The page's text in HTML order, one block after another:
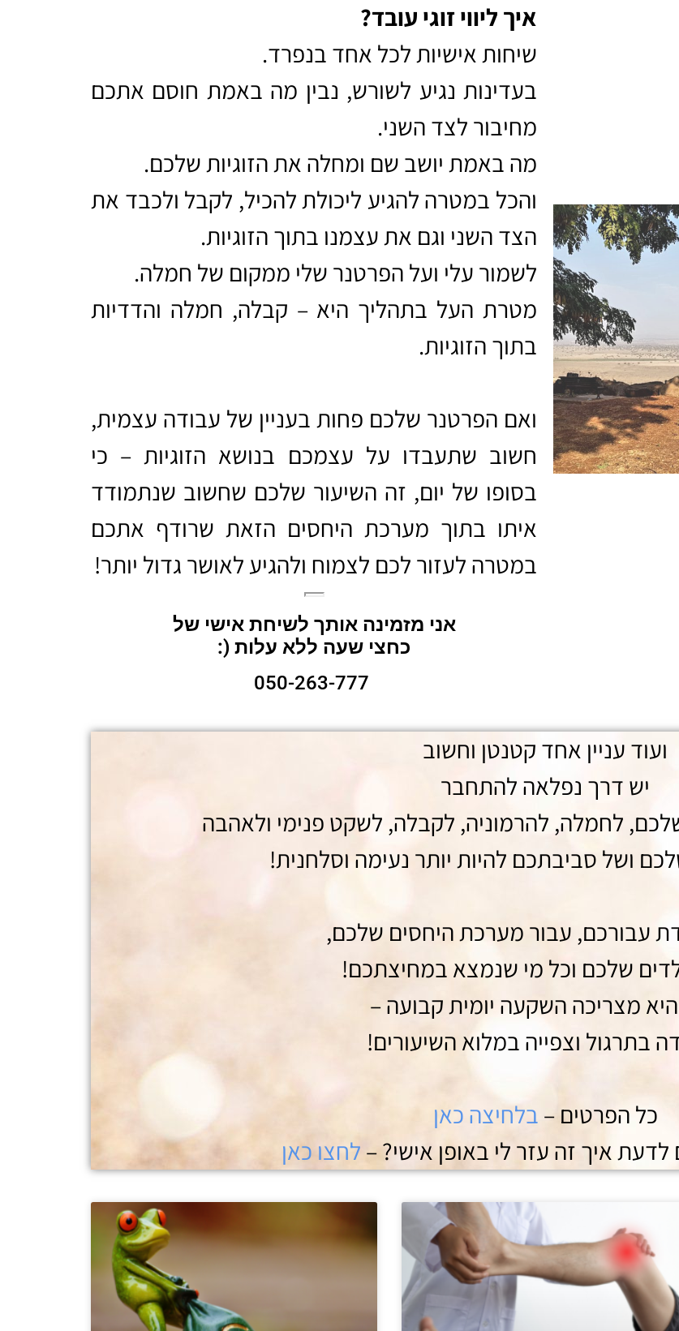
איך ליווי זוגי עובד?
שיחות אישיות לכל אחד בנפרד.
בעדינות נגיע לשורש, נבין מה באמת חוסם אתכם
מחיבור לצד השני.
מה באמת יושב שם ומחלה את הזוגיות שלכם.
והכל במטרה להגיע ליכולת להכיל, לקבל ולכבד את
הצד השני וגם את עצמנו בתוך הזוגיות.
לשמור עלי ועל הפרטנר שלי ממקום של חמלה.
מטרת העל בתהליך היא – קבלה, חמלה והדדיות
בתוך הזוגיות.
ואם הפרטנר שלכם פחות בעניין של עבודה עצמית,
חשוב שתעבדו על עצמכם בנושא הזוגיות – כי
בסופו של יום, זה השיעור שלכם שחשוב שנתמודד
איתו בתוך מערכת היחסים הזאת שרודף אתכם
במטרה לעזור לכם לצמוח ולהגיע לאושר גדול יותר!
אני מזמינה אותך לשיחת אישי של
כחצי שעה ללא עלות (:
ועוד עניין אחד קטנטן וחשוב
יש דרך נפלאה להתחבר
לחמלה, להרמוניה, לקבלה, לשקט פנימי ולאהבה
ושל סביבתכם להיות יותר נעימה וסלחנית!
עבורכם, עבור מערכת היחסים שלכם,
שלכם וכל מי שנמצא במחיצתכם!
מצריכה השקעה יומית קבועה –
בתרגול וצפייה במלוא השיעורים!
כל הפרטים – בלחיצה כאן
איך זה עזר לי באופן אישי? – לחצו כאן